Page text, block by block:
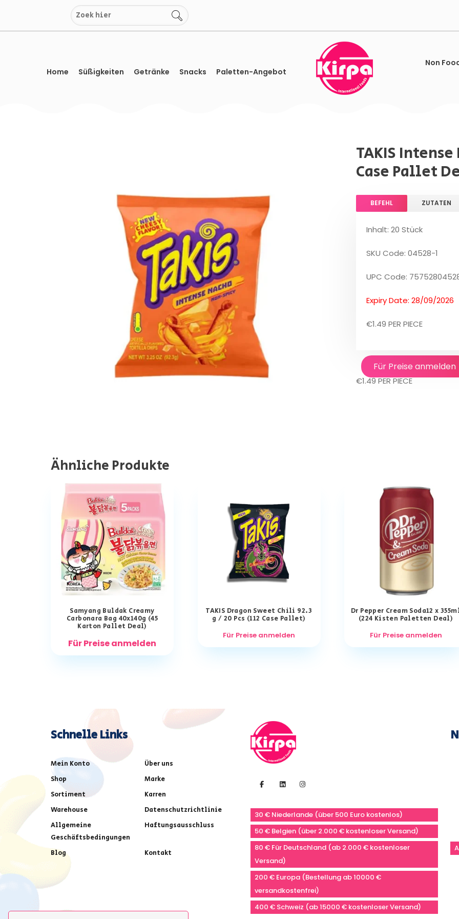
springen
Home Süßigkeiten Getränke Snacks Paletten-Angebot
Non
TAKIS Intense
Case Pallet
BEFEHL ZUTATEN
Inhalt: 20 Stück
SKU Code: 04528-1
UPC Code:
Expiry Date: 28/09/2026
€1.49 PER PIECE
Für Preise anmelden
€1.49 PER PIECE
Ähnliche Produkte
Samyang Buldak Creamy
Carbonara Bag 40x140g (45
Karton Pallet Deal)
Für Preise anmelden
TAKIS Dragon Sweet Chili 92.3
g / 20 Pcs (112 Case Pallet)
Für Preise anmelden
Dr Pepper Cream Soda12 x
(224 Kisten Paletten Deal)
Für Preise anmelden
Schnelle Links
Mein Konto
Über uns
Shop
Marke
Sortiment
Karren
Warehouse
Datenschutzrichtlinie
Allgemeine
Geschäftsbedingungen
Haftungsausschluss
Blog Kontakt
30 € Niederlande (über 500 Euro kostenlos)
50 € Belgien (über 2.000 € kostenloser Versand)
80 € Für Deutschland (ab 2.000 € kostenloser
Versand)
200 € Europa (Bestellung ab 10000 €
versandkostenfrei)
400 € Schweiz (ab 15000 € kostenloser Versand)